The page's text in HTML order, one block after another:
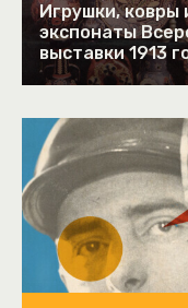
Игрушки, ковры
экспонаты
выставки 1913